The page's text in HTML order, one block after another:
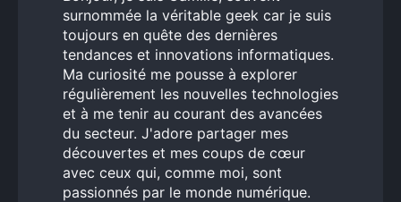
surnommée la véritable geek car je suis
toujours en quête des dernières
tendances et innovations informatiques.
Ma curiosité me pousse à explorer
régulièrement les nouvelles technologies
et à me tenir au courant des avancées
du secteur. J'adore partager mes
découvertes et mes coups de cœur
avec ceux qui, comme moi, sont
passionnés par le monde numérique.